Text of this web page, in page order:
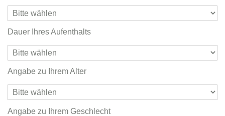
Dauer Ihres Aufenthalts
Angabe zu Ihrem Alter
Angabe zu Ihrem Geschlecht